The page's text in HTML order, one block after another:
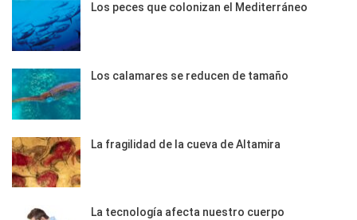
Los peces que colonizan el Mediterráneo
Los calamares se reducen de tamaño
La fragilidad de la cueva de Altamira
La tecnología afecta nuestro cuerpo